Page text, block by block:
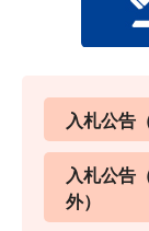
入札公告
入札公告
外）